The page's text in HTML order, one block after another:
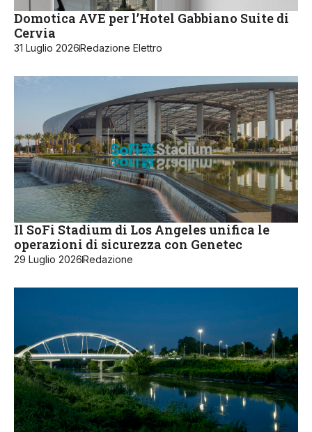
Domotica AVE per l’Hotel Gabbiano Suite di
Cervia
31 Luglio 2026Redazione Elettro
Il SoFi Stadium di Los Angeles unifica le
operazioni di sicurezza con Genetec
29 Luglio 2026Redazione